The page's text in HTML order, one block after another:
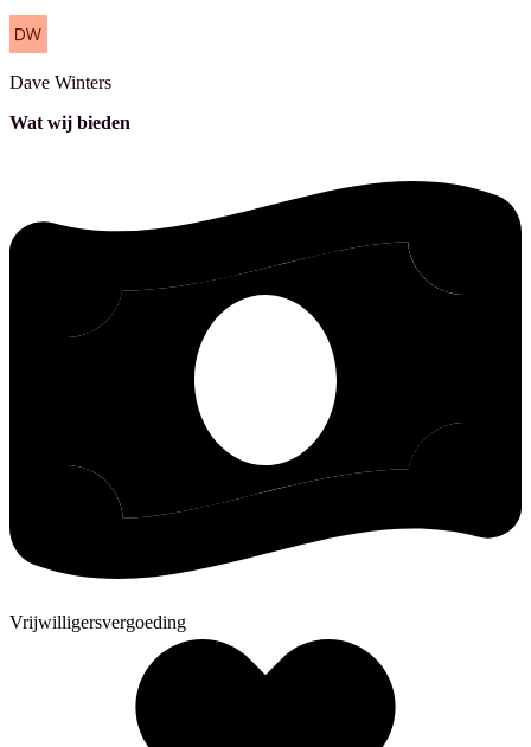
Dave Winters
Wat wij bieden
Vrijwilligersvergoeding